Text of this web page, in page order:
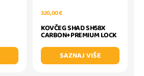
320,00 €
KOVČEG SHAD SH58X
CARBON+PREMIUM LOCK
SAZNAJ VIŠE